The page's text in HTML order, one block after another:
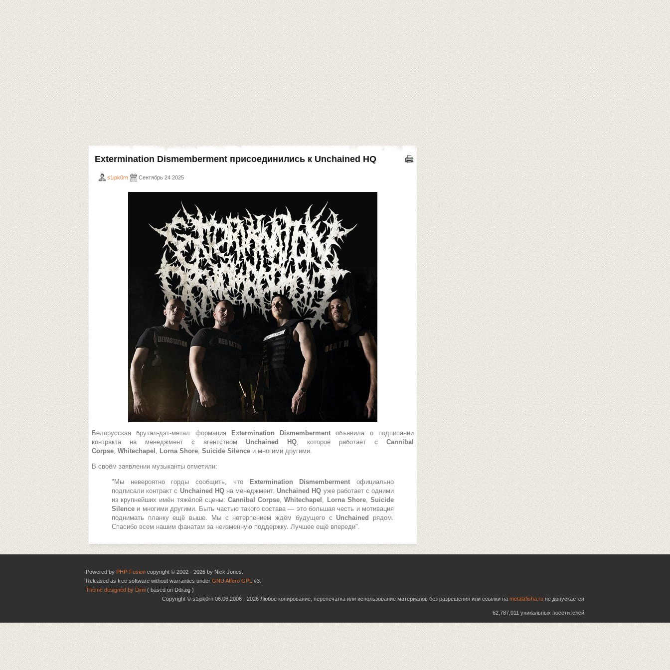
Extermination Dismemberment присоединились к Unchained HQ
s1ipk0rn Сентябрь 24 2025
Белорусская брутал-дэт-метал формация Extermination Dismemberment объявила о подписании
контракта на менеджмент с агентством Unchained HQ, которое работает с Cannibal
Corpse, Whitechapel , Lorna Shore, Suicide Silence и многими другими.
В своём заявлении музыканты отметили:
"Мы невероятно горды сообщить, что Extermination Dismembermentофициально
подписали контракт с Unchained HQ на менеджмент.Unchained HQ уже работает с одними
из крупнейших имён тяжёлой сцены: Cannibal Corpse,Whitechapel , Lorna Shore,Suicide
Silence и многими другими. Быть частью такого состава — это большая честь и мотивация
поднимать планку ещё выше. Мы с нетерпением ждём будущего сUnchained рядом.
Спасибо всем нашим фанатам за неизменную поддержку. Лучшее ещё впереди".
Powered by PHP-Fusion copyright © 2002 - 2026 by Nick Jones.
Released as free software without warranties under GNU Affero GPL v3.
Theme designed by Dimi ( based on Ddraig )
Copyright © s1ipk0rn 06.06.2006 - 2026 Любое копирование, перепечатка или использование материалов без разрешения или ссылки на metalafisha.ru не допускается
62,787,011 уникальных посетителей